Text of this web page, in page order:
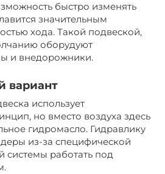
быстро изменять
значительным
хода. Такой подвеской,
оборудуют
и внедорожники.
вариант
использует
но вместо воздуха здесь
гидромасло. Гидравлику
из-за специфической
системы работать под